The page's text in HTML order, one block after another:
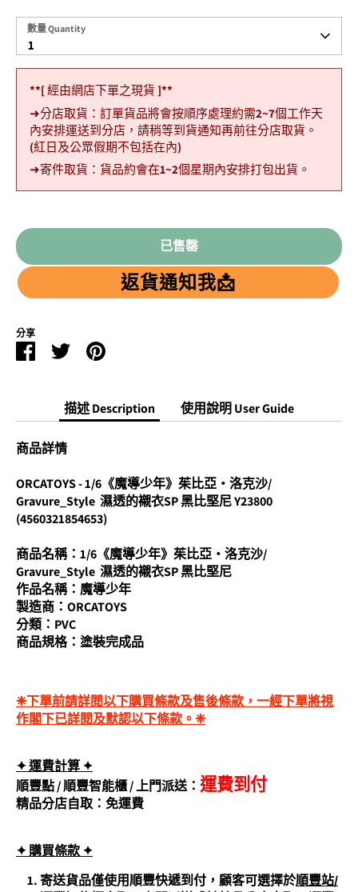
數
Quantity
1
數量 Quantity
**[ 經由網店下單之現貨 ]**
➜分店取貨：訂單貨品將會按順序處理約需2~7個工作天
內安排運送到分店，請稍等到貨通知再前往分店取貨。
(紅日及公眾假期不包括在內)
➜寄件取貨：貨品約會在1~2個星期內安排打包出貨。
已售罄
返貨通知我📩
分享
FacebookTwitterPinterest
描述 Description
使用說明 User Guide
商品詳情
ORCATOYS - 1/6《魔導少年》茱比亞‧洛克沙/
Gravure_Style 濕透的襯衣SP 黑比堅尼 Y23800
(4560321854653)
商品名稱：1/6《魔導少年》茱比亞‧洛克沙/
Gravure_Style 濕透的襯衣SP 黑比堅尼
作品名稱：魔導少年
製造商：ORCATOYS
分類：PVC
商品規格： 塗裝完成品
❈下單前請詳閱以下購買條款及售後條款，一經下單將視
作閣下已詳閱及默認以下條款。❈
✦ 運費計算 ✦
順豐點 /順豐智能櫃/上門派送： 運費到付
精品分店自取：免運費
✦ 購買條款 ✦
寄送貨品僅使用順豐快遞到付，顧客可選擇於順豐站/